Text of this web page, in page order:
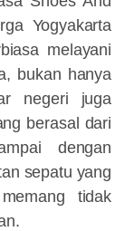
Yogyakarta
melayani
bukan hanya
negeri juga
berasal dari
dengan
sepatu yang
tidak